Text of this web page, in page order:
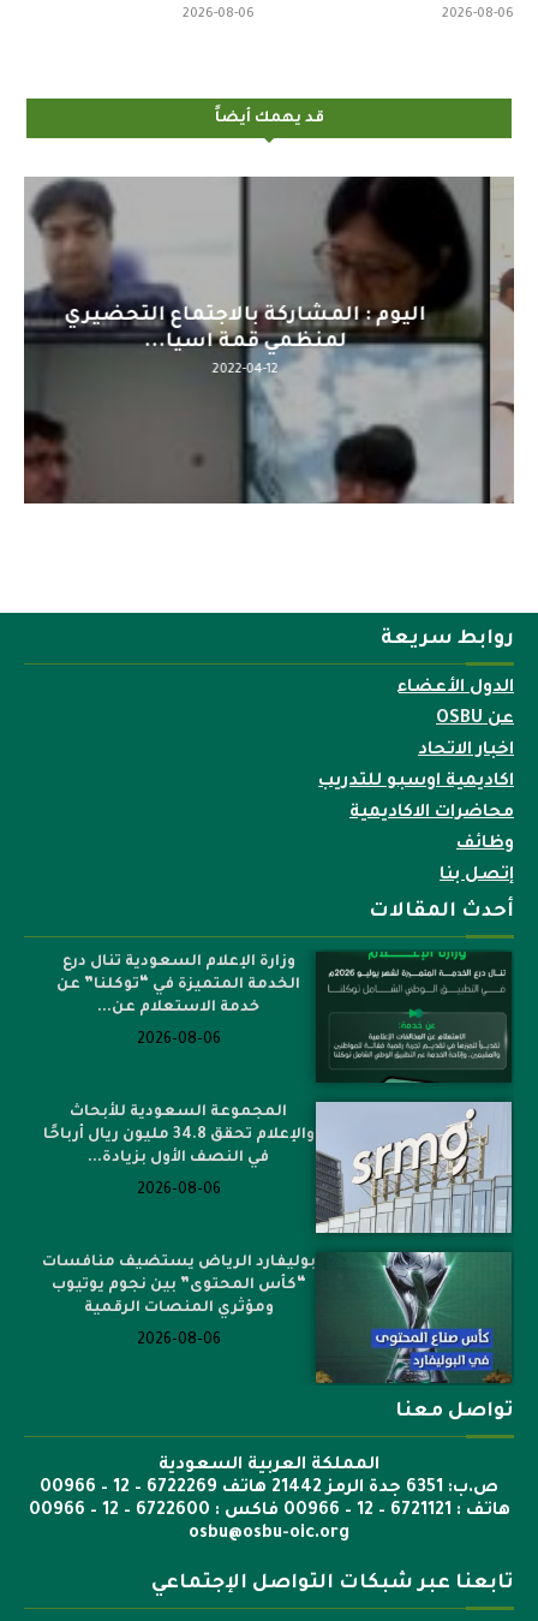
2026-08-06 2026-08-06
قد يهمك أيضاً
اليوم : المشاركة بالاجتماع التحضيري
لمنظمي قمة اسيا...
2022-04-12
روابط سريعة
الدول الأعضاء
عن OSBU
اخبار الاتحاد
اكاديمية اوسبو للتدريب
محاضرات الاكاديمية
وظائف
إتصل بنا
أحدث المقالات
وزارة الإعلام السعودية تنال درع
الخدمة المتميزة في “توكلنا” عن
خدمة الاستعلام عن...
2026-08-06
المجموعة السعودية للأبحاث
والإعلام تحقق 34.8 مليون ريال أرباحًا
في النصف الأول بزيادة...
2026-08-06
بوليفارد الرياض يستضيف منافسات
“كأس المحتوى” بين نجوم يوتيوب
ومؤثري المنصات الرقمية
2026-08-06
تواصل معنا
المملكة العربية السعودية
ص.ب: 6351 جدة الرمز 21442 هاتف 6722269 – 12 – 00966
هاتف : 6721121 – 12 – 00966 فاكس : 6722600 – 12 – 00966
osbu@osbu-oic.org
تابعنا عبر شبكات التواصل الإجتماعي